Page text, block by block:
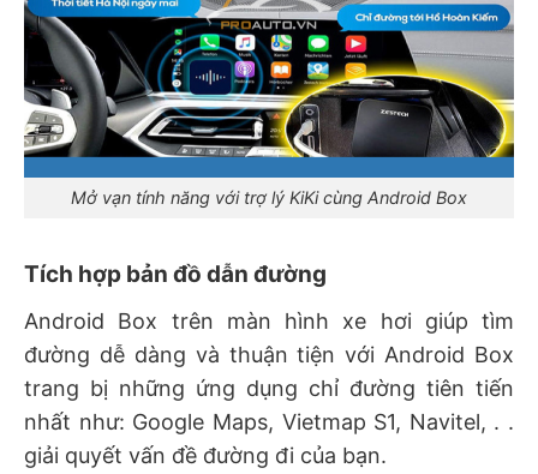
Mở vạn tính năng với trợ lý KiKi cùng Android Box
Tích hợp bản đồ dẫn đường
Android Box trên màn hình xe hơi giúp tìm
đường dễ dàng và thuận tiện với Android Box
trang bị những ứng dụng chỉ đường tiên tiến
nhất như: Google Maps, Vietmap S1, Navitel, . .
giải quyết vấn đề đường đi của bạn.